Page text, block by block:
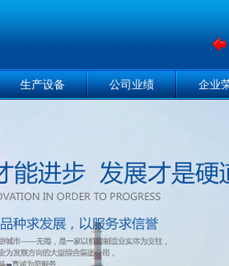
生产设备 公司业绩 企业